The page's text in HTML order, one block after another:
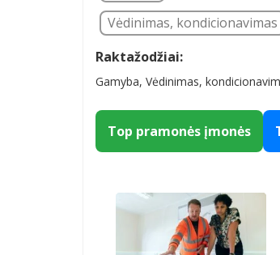
Vėdinimas, kondicionavimas
Raktažodžiai:
Gamyba, Vėdinimas,
Top pramonės įmonės